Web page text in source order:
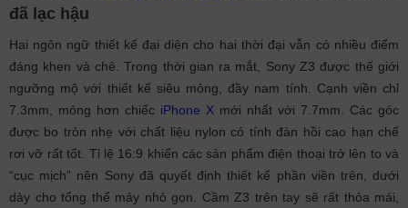
đã lạc hậu
Hai ngôn ngữ thiết kế đại diện cho hai thời đại vẫn có nhiều điểm
đáng khen và chê. Trong thời gian ra mắt, Sony Z3 được thế giới
ngưỡng mộ với thiết kế siêu mỏng, đầy nam tính. Cạnh viền chỉ
7.3mm, mỏng hơn chiếc iPhone X mới nhất với 7.7mm. Các góc
được bo tròn nhẹ với chất liệu nylon có tính đàn hồi cao hạn chế
rơi vỡ rất tốt. Tỉ lệ 16:9 khiến các sản phẩm điện thoại trở lên to và
“cục mịch” nên Sony đã quyết định thiết kế phần viền trên, dưới
dày cho tổng thể máy nhỏ gọn. Cầm Z3 trên tay sẽ rất thỏa mái,